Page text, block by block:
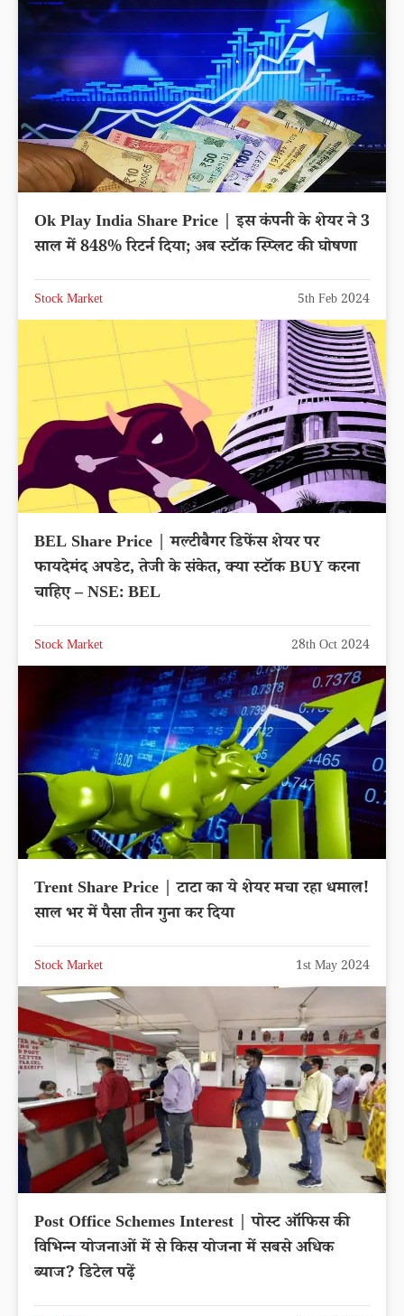
Ok Play India Share Price | इस कंपनी के शेयर ने 3
साल में 848% रिटर्न दिया; अब स्टॉक स्प्लिट की घोषणा
Stock Market 5th Feb 2024
BEL Share Price | मल्टीबैगर डिफेंस शेयर पर
फायदेमंद अपडेट, तेजी के संकेत, क्या स्टॉक BUY करना
चाहिए – NSE: BEL
Stock Market 28th Oct 2024
Trent Share Price | टाटा का ये शेयर मचा रहा धमाल!
साल भर में पैसा तीन गुना कर दिया
Stock Market 1st May 2024
Post Office Schemes Interest | पोस्ट ऑफिस की
विभिन्न योजनाओं में से किस योजना में सबसे अधिक
ब्याज? डिटेल पढ़ें